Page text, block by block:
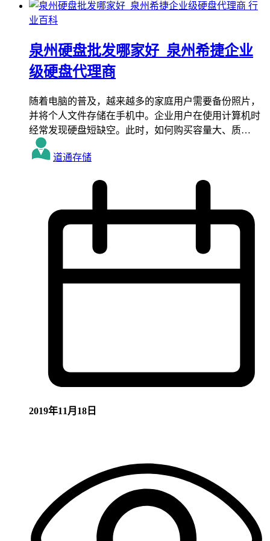
行
业百科
泉州硬盘批发哪家好_泉州希捷企业
级硬盘代理商
随着电脑的普及，越来越多的家庭用户需要备份照片，
并将个人文件存储在手机中。企业用户在使用计算机时
经常发现硬盘短缺空。此时，如何购买容量大、质…
道通存储
2019年11月18日